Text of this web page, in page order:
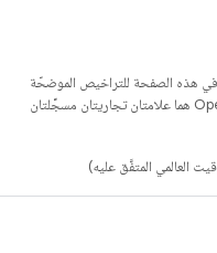
هذه الصفحة للتراخيص الموضحّة
. إنّ Java وOpenJDK هما علامتان تجاريتان مسجَّلتان